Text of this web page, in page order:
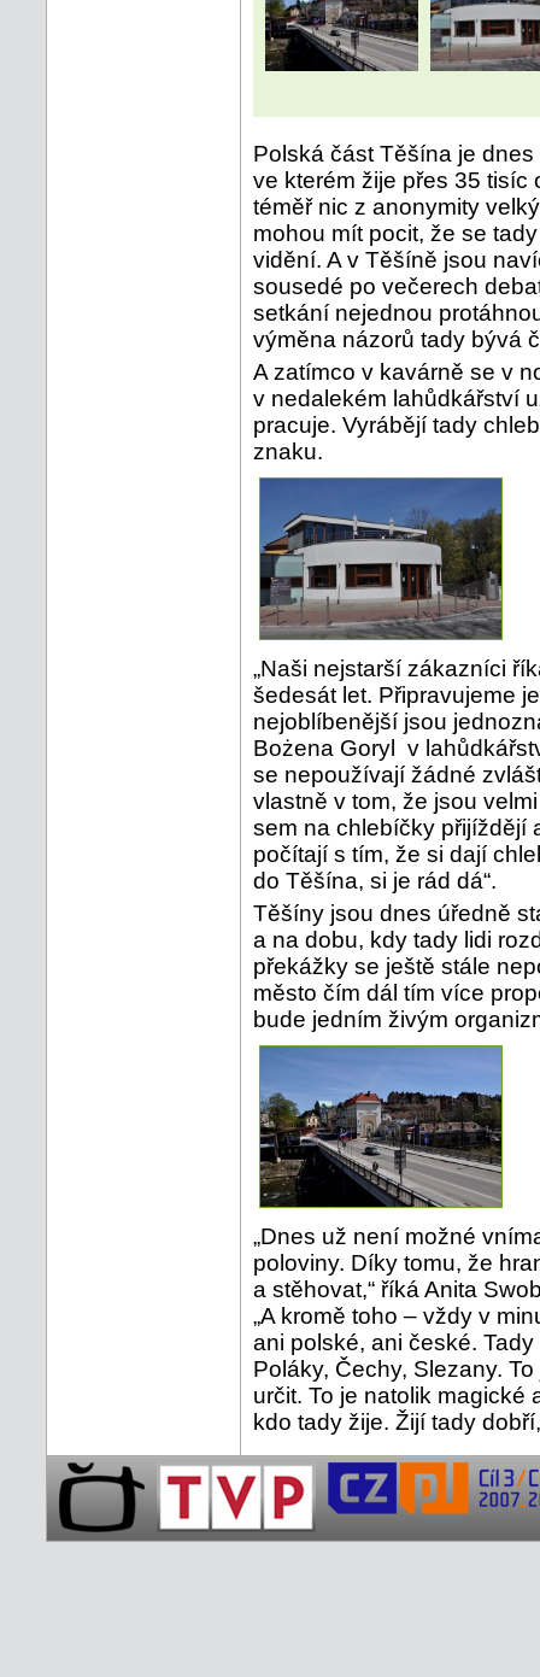
Polská část Těšína je
ve kterém žije přes 35 tisíc
téměř nic z anonymity
mohou mít pocit, že se
vidění. A v Těšíně jsou
sousedé po večerech
setkání nejednou
výměna názorů tady bývá
A zatímco v kavárně se v
v nedalekém lahůdkářství
pracuje. Vyrábějí tady
znaku.
„Naši nejstarší zákazníci
šedesát let. Připravujeme
nejoblíbenější jsou
Bożena Goryl v
se nepoužívají žádné
vlastně v tom, že jsou
sem na chlebíčky přijíždějí
počítají s tím, že si dají
do Těšína, si je rád dá“.
Těšíny jsou dnes úředně
a na dobu, kdy tady lidi
překážky se ještě stále
město čím dál tím více
bude jedním živým
„Dnes už není možné
poloviny. Díky tomu, že
a stěhovat,“ říká Anita
„A kromě toho – vždy v
ani polské, ani české.
Poláky, Čechy, Slezany.
určit. To je natolik magické
kdo tady žije. Žijí tady